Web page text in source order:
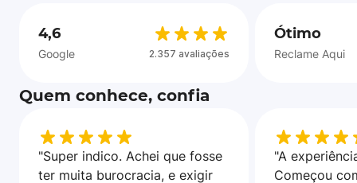
4,6
Google 2.357 avaliações
Ótimo
Reclame Aqui
Quem conhece, confia
"Super indico. Achei que fosse
ter muita burocracia, e exigir
"A
Começou